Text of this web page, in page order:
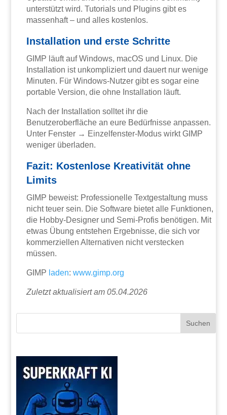
unterstützt wird. Tutorials und Plugins gibt es
massenhaft – und alles kostenlos.
Installation und erste Schritte
GIMP läuft auf Windows, macOS und Linux. Die
Installation ist unkompliziert und dauert nur wenige
Minuten. Für Windows-Nutzer gibt es sogar eine
portable Version, die ohne Installation läuft.
Nach der Installation solltet ihr die
Benutzeroberfläche an eure Bedürfnisse anpassen.
Unter Fenster → Einzelfenster-Modus wirkt GIMP
weniger überladen.
Fazit: Kostenlose Kreativität ohne
Limits
GIMP beweist: Professionelle Textgestaltung muss
nicht teuer sein. Die Software bietet alle Funktionen,
die Hobby-Designer und Semi-Profis benötigen. Mit
etwas Übung entstehen Ergebnisse, die sich vor
kommerziellen Alternativen nicht verstecken
müssen.
GIMP laden:www.gimp.org
Zuletzt aktualisiert am 05.04.2026